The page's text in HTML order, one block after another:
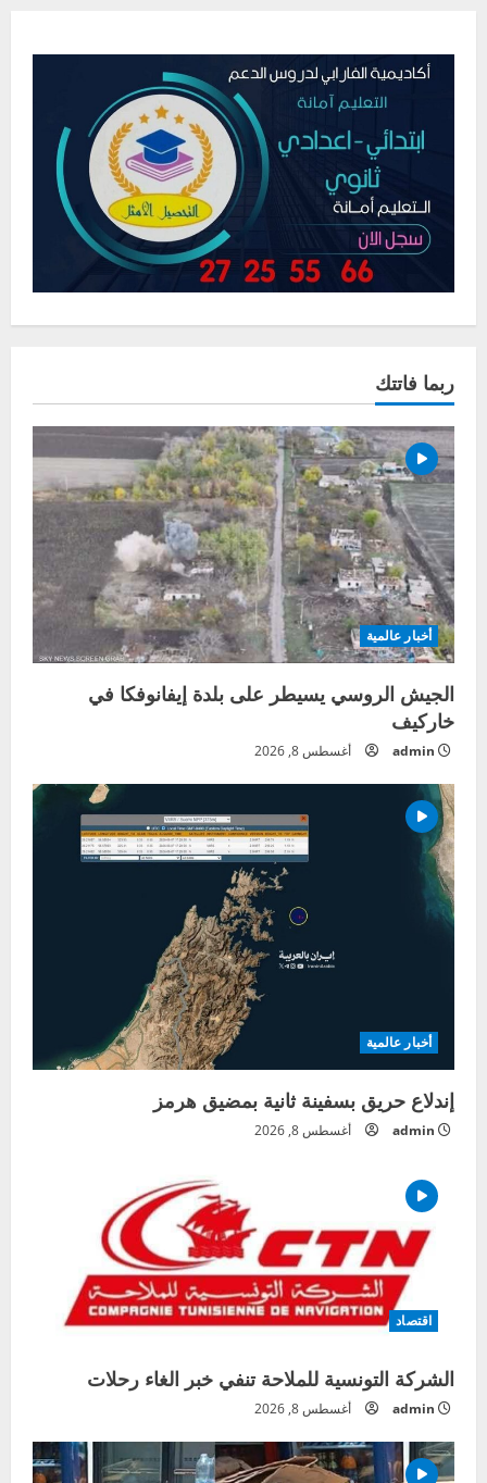
ربما فاتتك
أخبار عالمية
الجيش الروسي يسيطر على بلدة إيفانوفكا في
خاركيف
admin أغسطس 8, 2026
أخبار عالمية
إندلاع حريق بسفينة ثانية بمضيق هرمز
admin أغسطس 8, 2026
اقتصاد
الشركة التونسية للملاحة تنفي خبر الغاء رحلات
admin أغسطس 8, 2026